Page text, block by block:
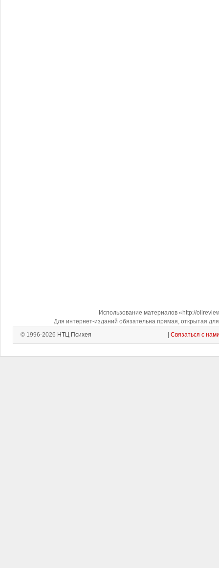
Использование материалов «http://
Для интернет-изданий обязательна прямая, открытая
© 1996-2026 НТЦ Психея Связаться с